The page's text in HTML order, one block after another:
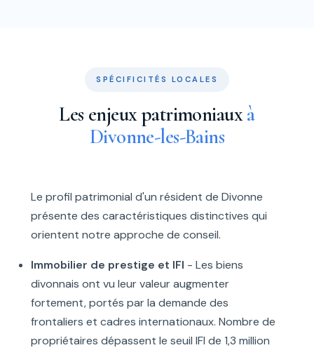
SPÉCIFICITÉS LOCALES
Les enjeux patrimoniauxà
Divonne-les-Bains
Le profil patrimonial d'un résident de Divonne
présente des caractéristiques distinctives qui
orientent notre approche de conseil.
Immobilier de prestige et IFI - Les biens
divonnais ont vu leur valeur augmenter
fortement, portés par la demande des
frontaliers et cadres internationaux. Nombre de
propriétaires dépassent le seuil IFI de 1,3 million